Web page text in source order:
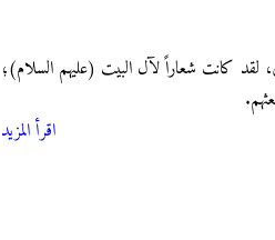
كانت شعاراً لآل البيت (عليهم السلام)؛
اقرأ المزيد